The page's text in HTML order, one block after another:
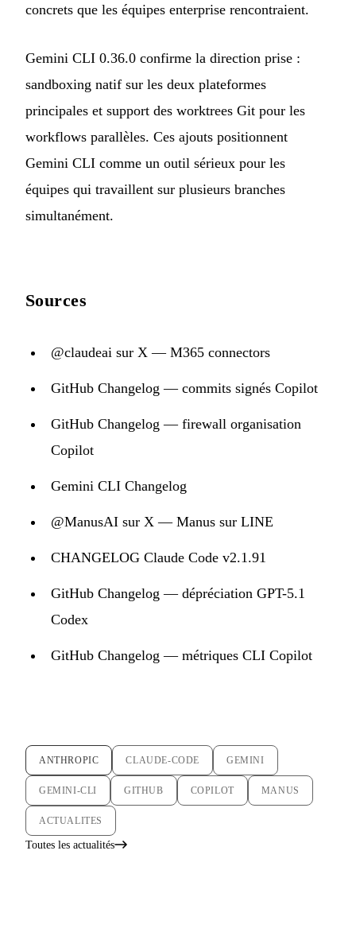
concrets que les équipes enterprise rencontraient.
Gemini CLI 0.36.0 confirme la direction prise :
sandboxing natif sur les deux plateformes
principales et support des worktrees Git pour les
workflows parallèles. Ces ajouts positionnent
Gemini CLI comme un outil sérieux pour les
équipes qui travaillent sur plusieurs branches
simultanément.
Sources
@claudeai sur X — M365 connectors
GitHub Changelog — commits signés Copilot
GitHub Changelog — firewall organisation
Copilot
Gemini CLI Changelog
@ManusAI sur X — Manus sur LINE
CHANGELOG Claude Code v2.1.91
GitHub Changelog — dépréciation GPT-5.1
Codex
GitHub Changelog — métriques CLI Copilot
ANTHROPIC CLAUDE-CODE GEMINI
GEMINI-CLI GITHUB COPILOT MANUS
ACTUALITES
Toutes les actualités